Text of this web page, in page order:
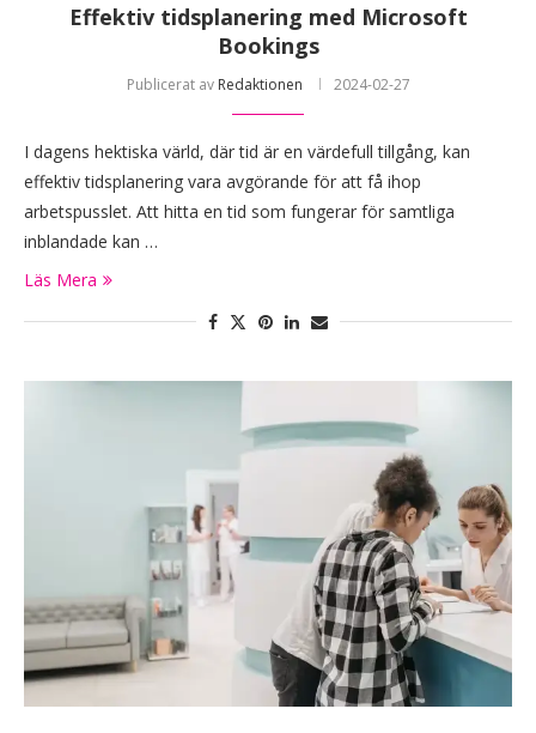
Effektiv tidsplanering med Microsoft
Bookings
Publicerat av Redaktionen 2024-02-27
I dagens hektiska värld, där tid är en värdefull tillgång, kan
effektiv tidsplanering vara avgörande för att få ihop
arbetspusslet. Att hitta en tid som fungerar för samtliga
inblandade kan …
Läs Mera